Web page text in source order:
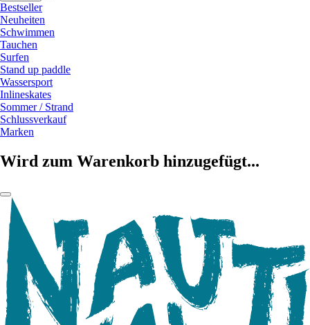
Bestseller
Neuheiten
Schwimmen
Tauchen
Surfen
Stand up paddle
Wassersport
Inlineskates
Sommer / Strand
Schlussverkauf
Marken
Wird zum Warenkorb hinzugefügt...